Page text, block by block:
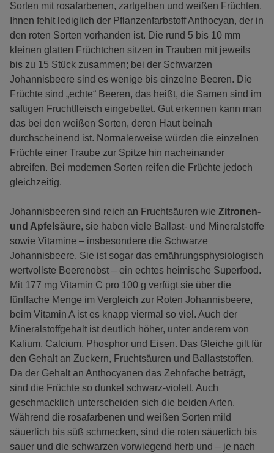
Sorten mit rosafarbenen, zartgelben und weißen Früchten.
Ihnen fehlt lediglich der Pflanzenfarbstoff Anthocyan, der in
den roten Sorten vorhanden ist. Die rund 5 bis 10 mm
kleinen glatten Früchtchen sitzen in Trauben mit jeweils
bis zu 15 Stück zusammen; bei der Schwarzen
Johannisbeere sind es wenige bis einzelne Beeren. Die
Früchte sind „echte“ Beeren, das heißt, die Samen sind im
saftigen Fruchtfleisch eingebettet. Gut erkennen kann man
das bei den weißen Sorten, deren Haut beinah
durchscheinend ist. Normalerweise würden die einzelnen
Früchte einer Traube zur Spitze hin nacheinander
abreifen. Bei modernen Sorten reifen die Früchte jedoch
gleichzeitig.
Johannisbeeren sind reich an Fruchtsäuren wie Zitronen-
und Apfelsäure, sie haben viele Ballast- und Mineralstoffe
sowie Vitamine – insbesondere die Schwarze
Johannisbeere. Sie ist sogar das ernährungsphysiologisch
wertvollste Beerenobst – ein echtes heimische Superfood.
Mit 177 mg Vitamin C pro 100 g verfügt sie über die
fünffache Menge im Vergleich zur Roten Johannisbeere,
beim Vitamin A ist es knapp viermal so viel. Auch der
Mineralstoffgehalt ist deutlich höher, unter anderem von
Kalium, Calcium, Phosphor und Eisen. Das Gleiche gilt für
den Gehalt an Zuckern, Fruchtsäuren und Ballaststoffen.
Da der Gehalt an Anthocyanen das Zehnfache beträgt,
sind die Früchte so dunkel schwarz-violett. Auch
geschmacklich unterscheiden sich die beiden Arten.
Während die rosafarbenen und weißen Sorten mild
säuerlich bis süß schmecken, sind die roten säuerlich bis
sauer und die schwarzen vorwiegend herb und – je nach